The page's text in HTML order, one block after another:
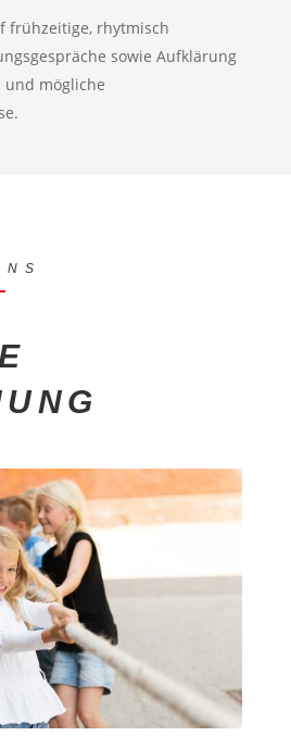
frühzeitige, rhytmisch
sowie Aufklärung
mögliche